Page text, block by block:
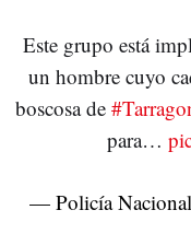
Este grupo está
un hombre cuyo
boscosa de
para…
— Policía